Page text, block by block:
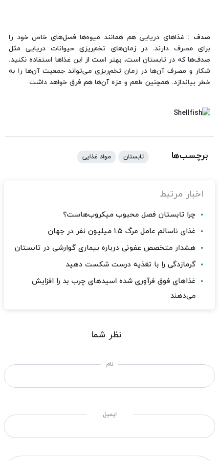
صدف : غذاهای دریایی هم همانند میوه‌ها فصل‌های خاص خود را
برای مصرف دارند. در زمان‌های تخم‌ریزی حیوانات دریایی مثل
صدف‌ها که در تابستان است، بهتر است از این غذاها استفاده نکنید.
شکار و مصرف آن‌ها در زمان تخم‌ریزی می‌تواند جمعیت آن‌ها را به
خطر بیاندازد. همچنین طعم و مزه‌ آن‌ها هم فرق خواهد داشت
برچسب‌ها تابستان مواد غذایی
اخبار مرتبط
چرا تابستان فصل محبوب میکروب‌هاست؟
غذای ناسالم عامل مرگ ۱.۵ میلیون نفر در جهان
هشدار متخصص عفونی درباره بیماری گوارشی در تابستان
گرمازدگی را با تغذیه درست شکست دهید
غذاهای فوق فرآوری شده اسیدهای چرب بد را افزایش
می‌دهند
نظر شما
نام
ایمیل